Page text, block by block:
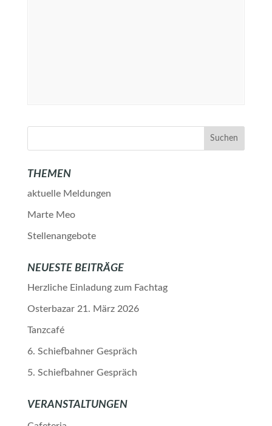
THEMEN
aktuelle Meldungen
Marte Meo
Stellenangebote
NEUESTE BEITRÄGE
Herzliche Einladung zum Fachtag
Osterbazar 21. März 2026
Tanzcafé
6. Schiefbahner Gespräch
5. Schiefbahner Gespräch
VERANSTALTUNGEN